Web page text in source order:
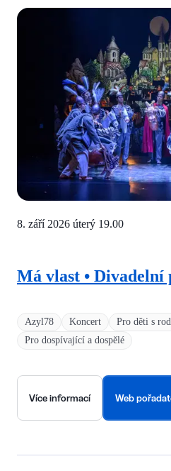
Azyl78 Koncert
Pro děti s
Pro dospívající a dospělé
Má vlast • Divadelní
8. září 2026 úterý 19.00
Více informací Web